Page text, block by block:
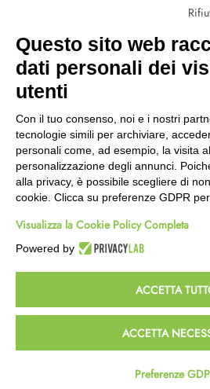
Wishlist
CEP GREEN
Fanano (MO)
059 8676485
349 9202419
388 8659473
info@cepgreen.com
Orario
Dal lunedì al venerdì
8:00 – 12:30 / 13:30 - 19:00
8:30 – 12:30 / 15:30 - 19:00
© 2023 Powered & Designed by
Termini e Condizioni
Questo sito web
dati personali dei
utenti
Con il tuo consenso, noi e i nostri
tecnologie simili per archiviare,
personali come, ad esempio, la visita
personalizzazione degli annunci.
alla privacy, è possibile scegliere di
cookie. Clicca su preferenze GDPR
Visualizza la Cookie Policy Completa
Powered by
ACCETTA
ACCETTA
Preferenze